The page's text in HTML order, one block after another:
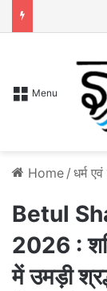
Menu
Home / धर्म एवं
Betul
2026 :
में उमड़ी